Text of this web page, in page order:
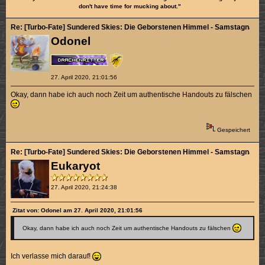
don't have time for mucking about."
Odonel
27. April 2020, 21:01:56
Re: [Turbo-Fate] Sundered Skies: Die Geborstenen Himmel -
Okay, dann habe ich auch noch Zeit um authentische Handouts zu fälschen
Gespeichert
Eukaryot
27. April 2020, 21:24:38
Re: [Turbo-Fate] Sundered Skies: Die Geborstenen Himmel -
Zitat von: Odonel am 27. April 2020, 21:01:56
Okay, dann habe ich auch noch Zeit um authentische Handouts zu fälschen
Ich verlasse mich darauf!